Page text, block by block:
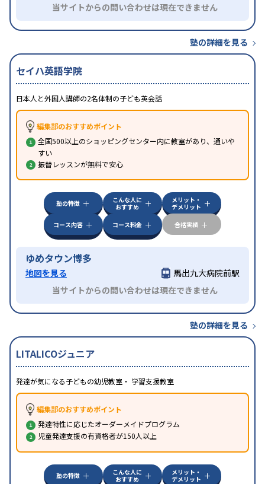
当サイトからの問い合わせは現在できません
塾の詳細を見る
セイハ英語学院
日本人と外国人講師の2名体制の子ども英会話
編集部のおすすめポイント
全国500以上のショッピングセンター内に教室があり、通いや
すい
振替レッスンが無料で安心
塾の特徴
こんな人に
おすすめ
メリット・
デメリット
コース内容
コース料金 合格実績
ゆめタウン博多
地図を見る
馬出九大病院前駅
当サイトからの問い合わせは現在できません
塾の詳細を見る
LITALICOジュニア
発達が気になる子どもの幼児教室・ 学習支援教室
編集部のおすすめポイント
発達特性に応じたオーダーメイドプログラム
児童発達支援の有資格者が150人以上
塾の特徴
こんな人に
おすすめ
メリット・
デメリット